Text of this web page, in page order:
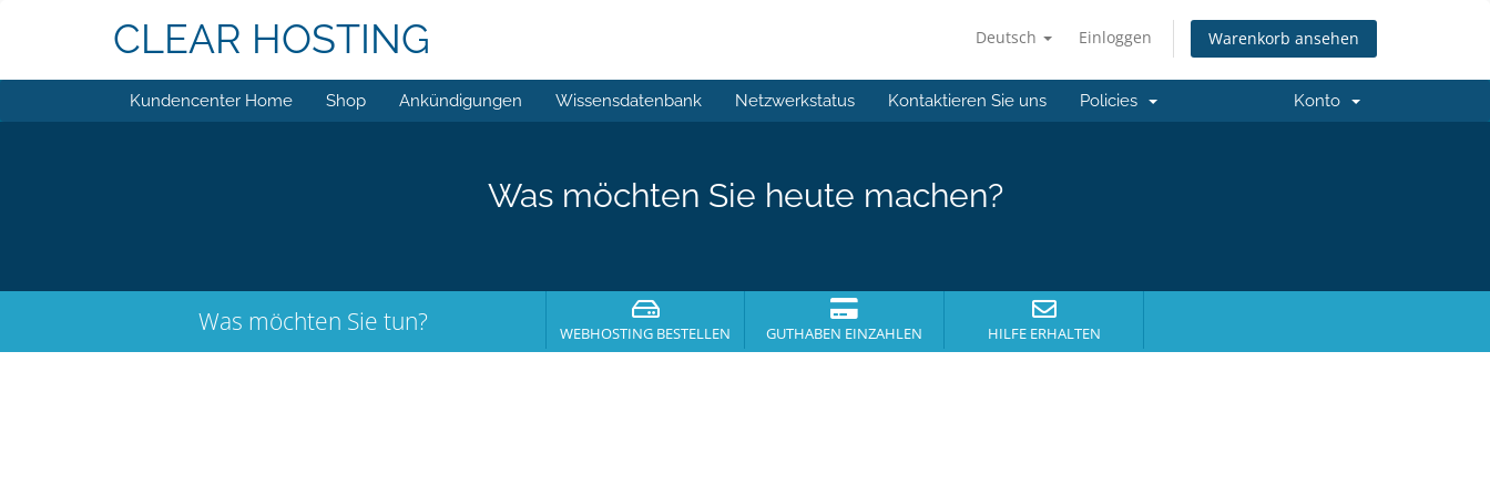
Deutsch Einloggen Warenkorb ansehen
CLEAR HOSTING
Kundencenter Home Shop Ankündigungen Wissensdatenbank Netzwerkstatus Kontaktieren Sie uns Policies Konto
Was möchten Sie heute machen?
Was möchten Sie tun? WEBHOSTING BESTELLEN GUTHABEN EINZAHLEN HILFE ERHALTEN